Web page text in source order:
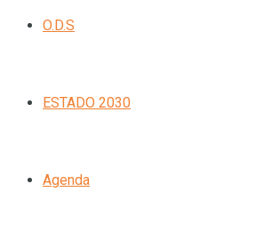
O.D.S
ESTADO 2030
Agenda